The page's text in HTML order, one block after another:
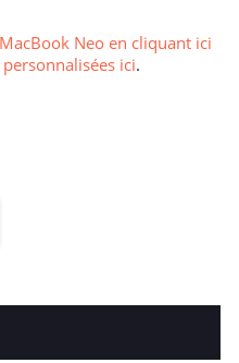
Neo en cliquant ici
ici.